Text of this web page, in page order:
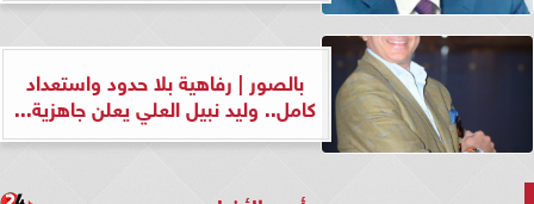
بالصور | رفاهية بلا حدود واستعداد
كامل.. وليد نبيل العلي يعلن جاهزية...